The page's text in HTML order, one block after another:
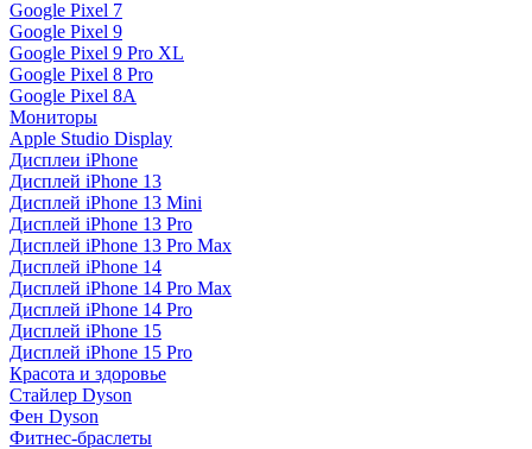
Google Pixel 7
Google Pixel 9
Google Pixel 9 Pro XL
Google Pixel 8 Pro
Google Pixel 8A
Мониторы
Apple Studio Display
Дисплеи iPhone
Дисплей iPhone 13
Дисплей iPhone 13 Mini
Дисплей iPhone 13 Pro
Дисплей iPhone 13 Pro Max
Дисплей iPhone 14
Дисплей iPhone 14 Pro Max
Дисплей iPhone 14 Pro
Дисплей iPhone 15
Дисплей iPhone 15 Pro
Красота и здоровье
Стайлер Dyson
Фен Dyson
Фитнес-браслеты